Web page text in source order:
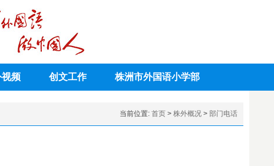
频 创文工作 株洲市外国语小学部
当前位置: 首页 > 株外概况 > 部门电话